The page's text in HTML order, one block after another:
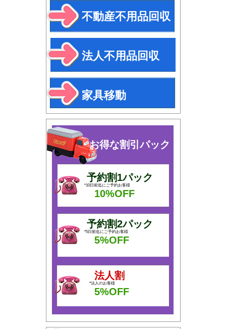
不動産不用品回収
法人不用品回収
家具移動
お得な割引パック
予約割1パック
*10日前迄にご予約お客様
10%OFF
予約割2パック
*5日前迄にご予約お客様
5%OFF
法人割
*法人のお客様
5%OFF